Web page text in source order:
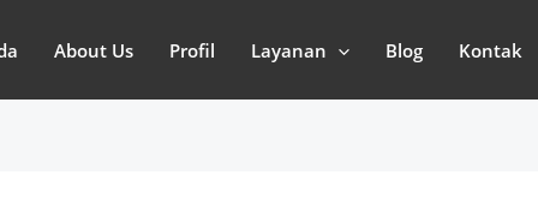
About Us Profil Layanan Blog Kontak